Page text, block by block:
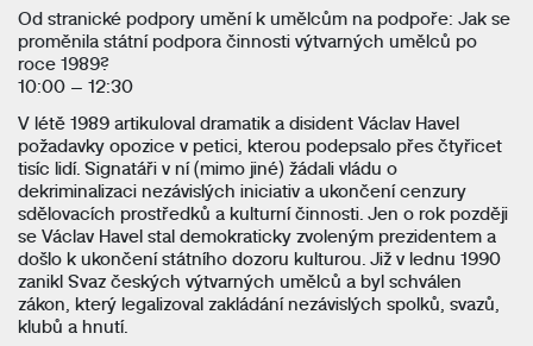
Od stranické podpory umění k umělcům na podpoře: Jak se
proměnila státní podpora činnosti výtvarných umělců po
roce 1989?
10:00 – 12:30
V létě 1989 artikuloval dramatik a disident Václav Havel
požadavky opozice v petici, kterou podepsalo přes čtyřicet
tisíc lidí. Signatáři v ní (mimo jiné) žádali vládu o
dekriminalizaci nezávislých iniciativ a ukončení cenzury
sdělovacích prostředků a kulturní činnosti. Jen o rok později
se Václav Havel stal demokraticky zvoleným prezidentem a
došlo k ukončení státního dozoru kulturou. Již v lednu 1990
zanikl Svaz českých výtvarných umělců a byl schválen
zákon, který legalizoval zakládání nezávislých spolků, svazů,
klubů a hnutí.